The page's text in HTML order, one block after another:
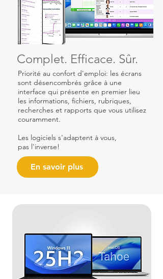
Complet. Efficace. Sûr.
Priorité au confort d'emploi: les écrans
sont désencombrés grâce à une
interface qui présente en premier lieu
les informations, fichiers, rubriques,
recherches et rapports que vous utilisez
couramment.
Les logiciels s'adaptent à vous,
pas l'inverse!
En savoir plus